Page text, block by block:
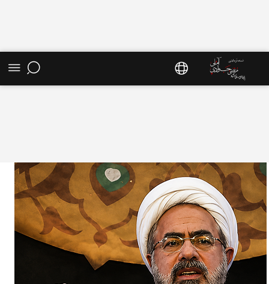
صفحه اصلی - سایت استاد مرتضی جوادی آملی